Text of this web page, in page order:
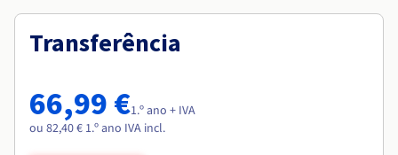
Transferência
66,99 €1.º ano + IVA
ou 82,40 € 1.º ano IVA incl.